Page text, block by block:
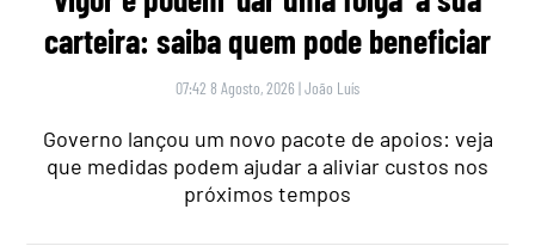
carteira: saiba quem pode beneficiar
07:42 8 Agosto, 2026 |João Luís
Governo lançou um novo pacote de apoios: veja
que medidas podem ajudar a aliviar custos nos
próximos tempos